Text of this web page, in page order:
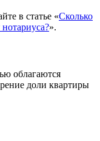
в статье «Сколько
».
облагаются
доли квартиры